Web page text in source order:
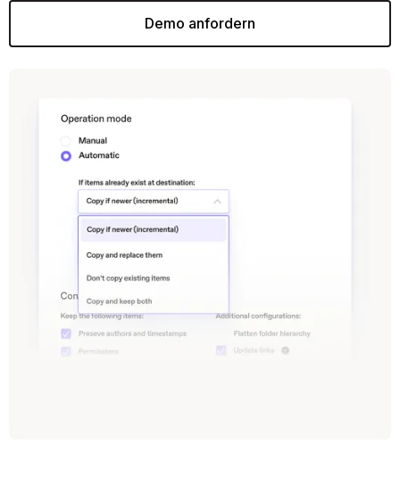
Demo anfordern